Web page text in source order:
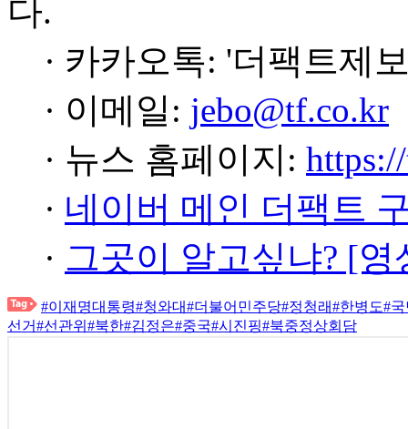
다.
· 카카오톡: '더팩트제
· 이메일: jebo@tf.co.kr
· 뉴스 홈페이지:
· 네이버 메인 더팩트
· 그곳이 알고싶냐? [
#이재명대통령#청와대#더불어민주당#정청래#한병도#
선거#선관위 #북한#김정은#중국#시진핑#북중정상회담